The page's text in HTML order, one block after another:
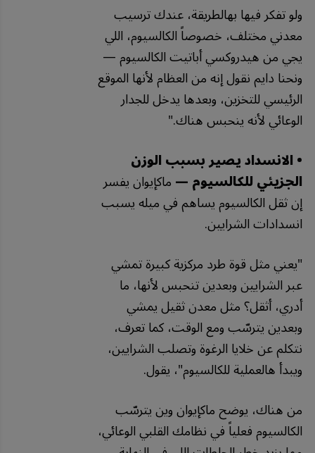
ولو تفكر فيها بهالطريقة، عندك ترسيب
معدني مختلف، خصوصاً الكالسيوم، اللي
يجي من هيدروكسي أباتيت الكالسيوم —
ونحنا دايم نقول إنه من العظام لأنها الموقع
الرئيسي للتخزين، وبعدها يدخل للجدار
الوعائي لأنه ينحبس هناك."
• الانسداد يصير بسبب الوزن
الجزيئي للكالسيوم —ماكإيوان يفسر
إن ثقل الكالسيوم يساهم في ميله يسبب
انسدادات الشرايين.
"يعني مثل قوة طرد مركزية كبيرة تمشي
عبر الشرايين وبعدين تنحبس لأنها، ما
أدري، أثقل؟ مثل معدن ثقيل يمشي
وبعدين يترسّب ومع الوقت، كما تعرف،
نتكلم عن خلايا الرغوة وتصلب الشرايين،
ويبدأ هالعملية للكالسيوم"، يقول.
من هناك، يوضح ماكإيوان وين يترسّب
الكالسيوم فعلياً في نظامك القلبي الوعائي،